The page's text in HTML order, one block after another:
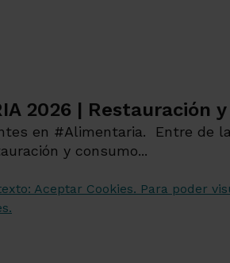
2026 | Restauración
en #Alimentaria. Entre de
y consumo...